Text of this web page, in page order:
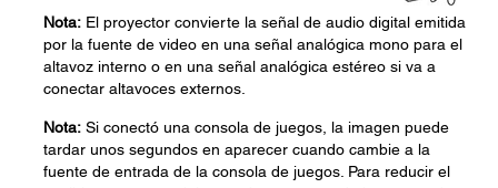
Nota: El proyector convierte la señal de audio digital emitida
por la fuente de video en una señal analógica mono para el
altavoz interno o en una señal analógica estéreo si va a
conectar altavoces externos.
Nota: Si conectó una consola de juegos, la imagen puede
tardar unos segundos en aparecer cuando cambie a la
fuente de entrada de la consola de juegos. Para reducir el